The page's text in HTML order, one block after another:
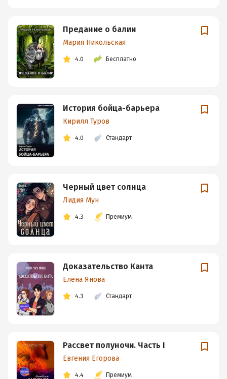
Предание о балии
Мария Никольская
4.0 Бесплатно
История бойца-барьера
Кирилл Туров
4.0 Стандарт
Черный цвет солнца
Лидия Мун
4.3 Премиум
Доказательство Канта
Елена Янова
4.3 Стандарт
Рассвет полуночи. Часть I
Евгения Егорова
4.4 Премиум